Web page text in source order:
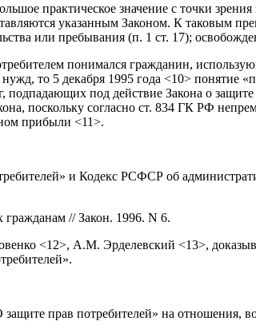
практическое значение с точки
указанным Законом. К таковым
или пребывания (п. 1 ст. 17);
понимался гражданин,
то 5 декабря 1995 года <10> понятие
под действие Закона о
поскольку согласно ст. 834 ГК РФ
прибыли <11>.
и Кодекс РСФСР об
// Закон. 1996. N 6.
<12>, А.М. Эрделевский <13>,
прав потребителей» на отношения,